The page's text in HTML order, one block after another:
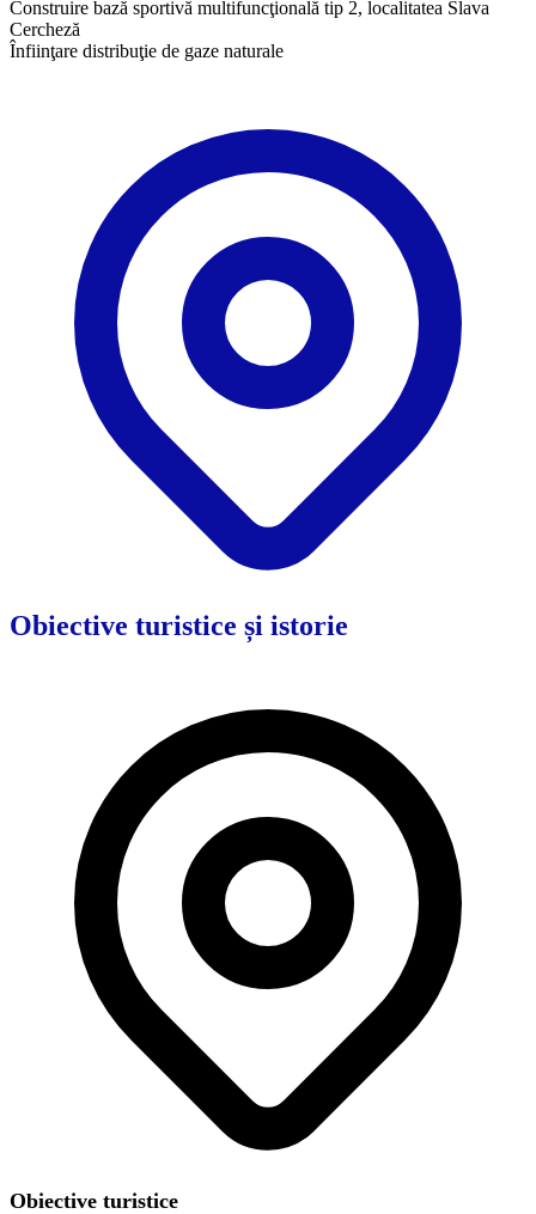
Construire bază sportivă multifuncţională tip 2, localitatea Slava
Cercheză
Înfiinţare distribuţie de gaze naturale
Obiective turistice și istorie
Obiective turistice